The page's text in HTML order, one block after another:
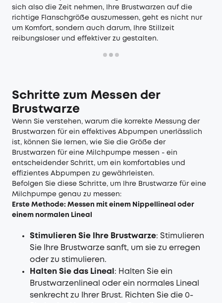
sich also die Zeit nehmen, Ihre Brustwarzen auf die
richtige Flanschgröße auszumessen, geht es nicht nur
um Komfort, sondern auch darum, Ihre Stillzeit
reibungsloser und effektiver zu gestalten.
Schritte zum Messen der
Brustwarze
Wenn Sie verstehen, warum die korrekte Messung der
Brustwarzen für ein effektives Abpumpen unerlässlich
ist, können Sie lernen, wie Sie die Größe der
Brustwarzen für eine Milchpumpe messen - ein
entscheidender Schritt, um ein komfortables und
effizientes Abpumpen zu gewährleisten.
Befolgen Sie diese Schritte, um Ihre Brustwarze für eine
Milchpumpe genau zu messen:
Erste Methode: Messen mit einem Nippellineal oder
einem normalen Lineal
Stimulieren Sie Ihre Brustwarze: Stimulieren
Sie Ihre Brustwarze sanft, um sie zu erregen
oder zu stimulieren.
Halten Sie das Lineal : Halten Sie ein
Brustwarzenlineal oder ein normales Lineal
senkrecht zu Ihrer Brust. Richten Sie die 0-